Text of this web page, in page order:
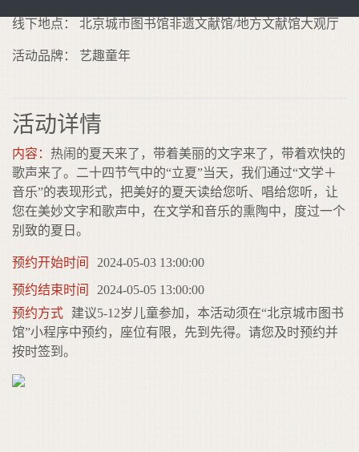
线下地点： 北京城市图书馆非遗文献馆/地方文献馆大观厅
活动品牌： 艺趣童年
活动详情
内容： 热闹的夏天来了，带着美丽的文字来了，带着欢快的
歌声来了。二十四节气中的“立夏”当天，我们通过“文学＋
音乐”的表现形式，把美好的夏天读给您听、唱给您听，让
您在美妙文字和歌声中，在文学和音乐的熏陶中，度过一个
别致的夏日。
预约开始时间
2024-05-03 13:00:00
预约结束时间
2024-05-05 13:00:00
预约方式
建议5-12岁儿童参加，本活动须在“北京城市图书
馆”小程序中预约，座位有限，先到先得。请您及时预约并
按时签到。